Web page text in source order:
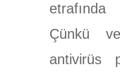
Çünkü
antivirüs